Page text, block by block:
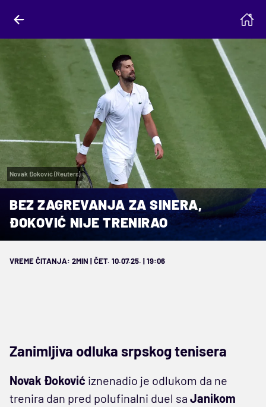
Novak Đoković (Reuters)
BEZ ZAGREVANJA ZA SINERA,
ĐOKOVIĆ NIJE TRENIRAO
VREME ČITANJA: 2MIN | ČET. 10.07.25. | 19:06
Zanimljiva odluka srpskog tenisera
Novak Đoković iznenadio je odlukom da ne
trenira dan pred polufinalni duel sa Janikom